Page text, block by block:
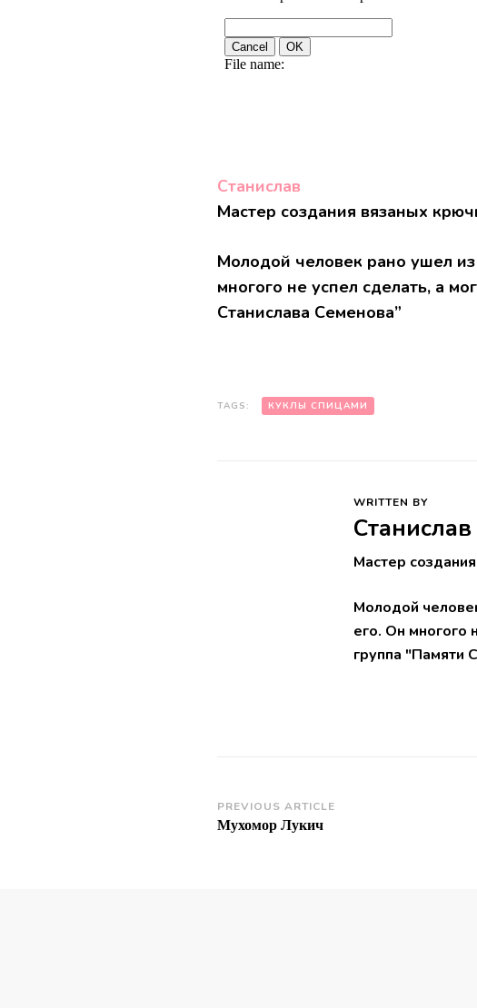
Станислав
Мастер создания вязаных
Молодой человек рано ушел
многого не успел сделать, а
Станислава Семенова”
TAGS: КУКЛЫ СПИЦАМИ
WRITTEN BY
Станислав
Мастер
Молодой
его. Он многого
группа "Памяти
Post
Navigation
PREVIOUS ARTICLE
Мухомор Лукич